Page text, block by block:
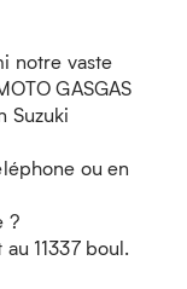
notre vaste
GASGAS
Suzuki
ou en
?
11337 boul.